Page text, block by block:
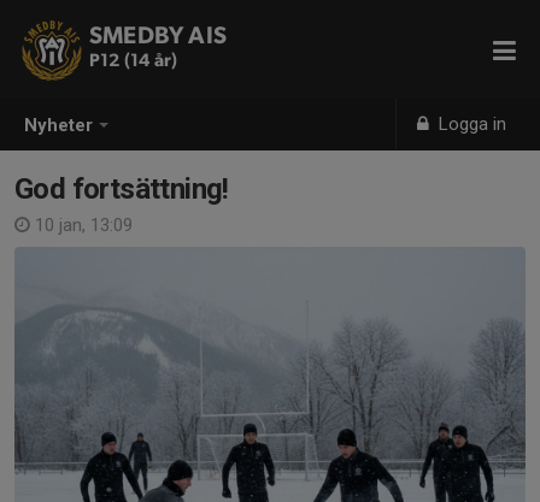
Nyheter Logga in
SMEDBY AIS
P12 (14 år)
God fortsättning!
10 jan, 13:09